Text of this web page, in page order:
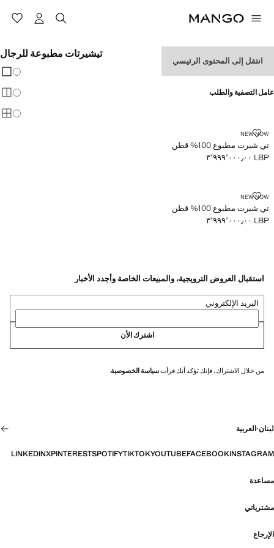
انتقل إلى المحتوى الرئيسي
تيشيرتات مطبوعة للرجال
عامل التصفية والطلب
NEW NOW
تي شيرت مطبوع 100% قطن
تي شيرت مطبوع 100% قطن
السعر الحالي [LBP ٣٬٩٩٩٬٠٠٠٫٠٠ ]
LBP ٣٬٩٩٩٬٠٠٠٫٠٠
NEW NOW
تي شيرت مطبوع 100% قطن
تي شيرت مطبوع 100% قطن
السعر الحالي [LBP ٣٬٩٩٩٬٠٠٠٫٠٠ ]
LBP ٣٬٩٩٩٬٠٠٠٫٠٠
استقبال العروض الترويجية، والمبيعات الخاصة وأجدد الأخبار
البريد الإلكتروني
اشترك الأن
من خلال الاشتراك، فإنك تؤكد أنك قرأتسياسة الخصوصية.
لبنان·العربية
INSTAGRAM
FACEBOOK
YOUTUBE
TIKTOK
SPOTIFY
PINTEREST
X
LINKEDIN
مساعدة
مشترياتي
الإرجاع